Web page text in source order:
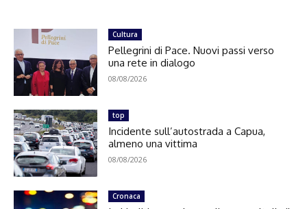
Cultura
Pellegrini di Pace. Nuovi passi verso
una rete in dialogo
08/08/2026
top
Incidente sull’autostrada a Capua,
almeno una vittima
08/08/2026
Cronaca